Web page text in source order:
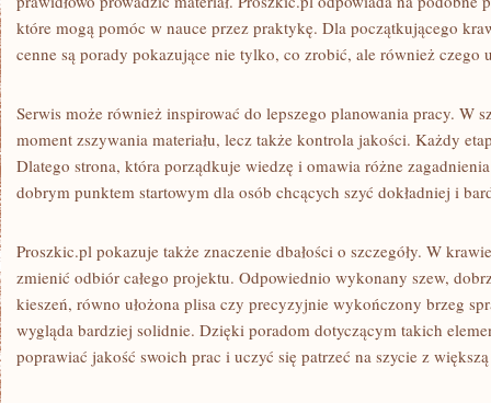
które mogą pomóc w nauce przez praktykę. Dla początkującego
cenne są porady pokazujące nie tylko, co zrobić, ale również czego
Serwis może również inspirować do lepszego planowania pracy. W
moment zszywania materiału, lecz także kontrola jakości. Każdy
Dlatego strona, która porządkuje wiedzę i omawia różne
dobrym punktem startowym dla osób chcących szyć dokładniej i
Proszkic.pl pokazuje także znaczenie dbałości o szczegóły. W
zmienić odbiór całego projektu. Odpowiednio wykonany szew,
kieszeń, równo ułożona plisa czy precyzyjnie wykończony brzeg
wygląda bardziej solidnie. Dzięki poradom dotyczącym takich
poprawiać jakość swoich prac i uczyć się patrzeć na szycie z